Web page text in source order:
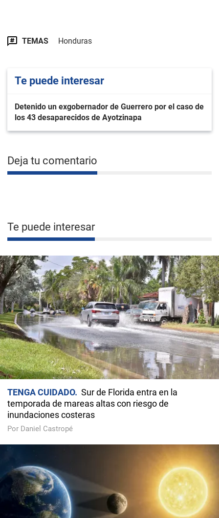
TEMAS Honduras
Te puede interesar
Detenido un exgobernador de Guerrero por el caso de
los 43 desaparecidos de Ayotzinapa
Deja tu comentario
Te puede interesar
TENGA CUIDADO
Sur de Florida entra en la
temporada de mareas altas con riesgo de
inundaciones costeras
Por Daniel Castropé